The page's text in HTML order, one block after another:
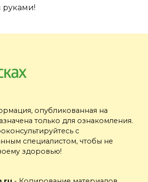
руками!
опубликованная на
только для ознакомления.
с
специалистом, чтобы не
здоровью!